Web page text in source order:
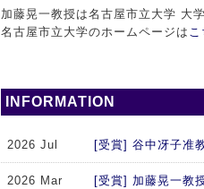
加藤晃一教授は名古屋市立大学 大
名古屋市立大学のホームページは こ
INFORMATION
2026 Jul [受賞] 谷中冴子准
2026 Mar [受賞] 加藤晃一教